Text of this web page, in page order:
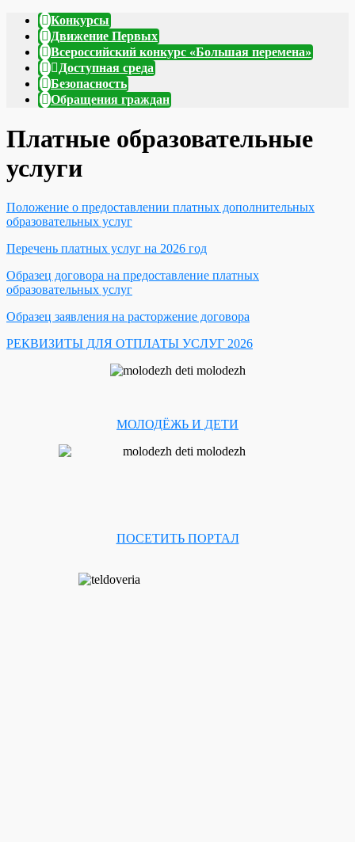
Конкурсы
Движение Первых
Всероссийский конкурс «Большая перемена»
Доступная среда
Безопасность
Обращения граждан
Платные образовательные
услуги
Положение о предоставлении платных дополнительных
образовательных услуг
Перечень платных услуг на 2026 год
Образец договора на предоставление платных
образовательных услуг
Образец заявления на расторжение договора
РЕКВИЗИТЫ ДЛЯ ОТПЛАТЫ УСЛУГ 2026
МОЛОДЁЖЬ И ДЕТИ
ПОСЕТИТЬ ПОРТАЛ